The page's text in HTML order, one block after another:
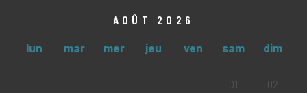
AOÛT 2026
lun mar mer jeu ven sam dim
01 02